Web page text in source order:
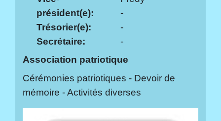
président(e):
Trésorier(e):
Secrétaire:
-
-
-
Association patriotique
Cérémonies patriotiques - Devoir de
mémoire - Activités diverses